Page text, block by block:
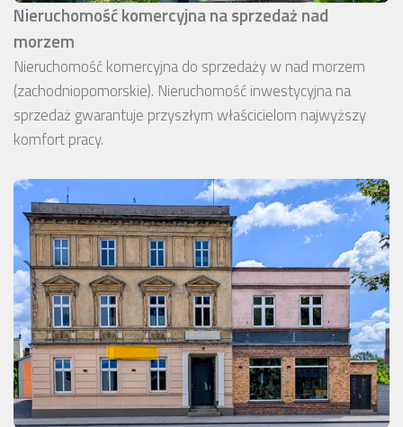
Nieruchomość komercyjna na sprzedaż nad
morzem
Nieruchomość komercyjna do sprzedaży w nad morzem
(zachodniopomorskie). Nieruchomość inwestycyjna na
sprzedaż gwarantuje przyszłym właścicielom najwyższy
komfort pracy.